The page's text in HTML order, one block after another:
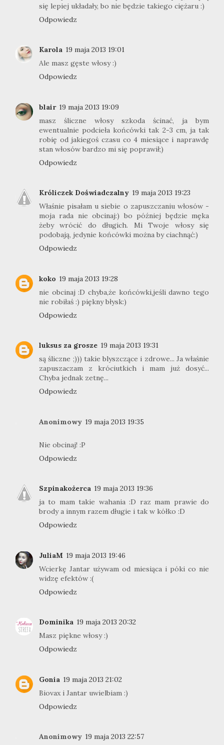
się lepiej układały, bo nie będzie takiego ciężaru :)
Odpowiedz
Karola 19 maja 2013 19:01
Ale masz gęste włosy :)
Odpowiedz
blair 19 maja 2013 19:09
masz śliczne włosy szkoda ścinać, ja bym
ewentualnie podcieła końcówki tak 2-3 cm, ja tak
robię od jakiegoś czasu co 4 miesiące i naprawdę
stan włosów bardzo mi się poprawił;)
Odpowiedz
Króliczek Doświadczalny 19 maja 2013 19:23
Właśnie pisałam u siebie o zapuszczaniu włosów -
moja rada nie obcinaj:) bo później będzie męka
żeby wrócić do długich. Mi Twoje włosy się
podobają, jedynie końcówki można by ciachnąć:)
Odpowiedz
koko 19 maja 2013 19:28
nie obcinaj :D chyba,że końcówki,jeśli dawno tego
nie robiłaś :) piękny błysk:)
Odpowiedz
luksus za grosze 19 maja 2013 19:31
są śliczne ;))) takie blyszczące i zdrowe... Ja właśnie
zapuszaczam z króciutkich i mam już dosyć...
Chyba jednak zetnę...
Odpowiedz
Anonimowy 19 maja 2013 19:35
Nie obcinaj! :P
Odpowiedz
Szpinakożerca 19 maja 2013 19:36
ja to mam takie wahania :D raz mam prawie do
brody a innym razem długie i tak w kółko :D
Odpowiedz
JuliaM 19 maja 2013 19:46
Wcierkę Jantar używam od miesiąca i póki co nie
widzę efektów :(
Odpowiedz
Dominika 19 maja 2013 20:32
Masz piękne włosy :)
Odpowiedz
Gonia 19 maja 2013 21:02
Biovax i Jantar uwielbiam :)
Odpowiedz
Anonimowy 19 maja 2013 22:57